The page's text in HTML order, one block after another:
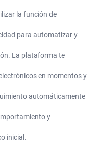
la función de
para automatizar y
La plataforma te
en momentos y
automáticamente
y
inicial.